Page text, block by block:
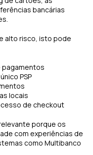
bancárias
alto risco, isto pode
pagamentos
PSP
locais
de checkout
porque os
com experiências de
como Multibanco